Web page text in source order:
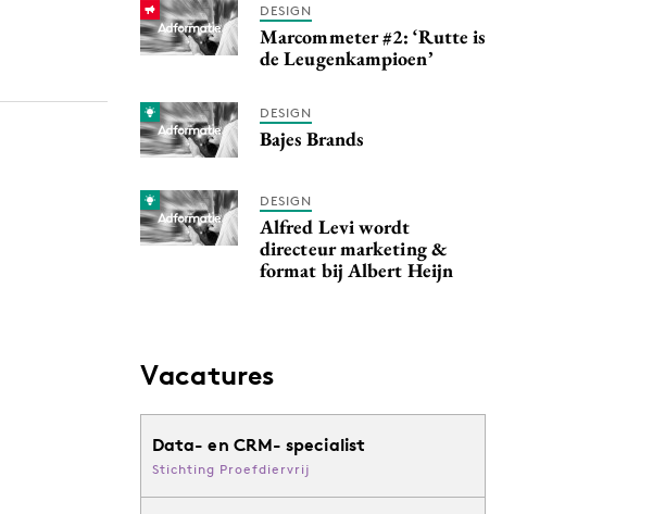
DESIGN
Marcommeter #2: ‘Rutte is
de Leugenkampioen’
DESIGN
Bajes Brands
DESIGN
Alfred Levi wordt
directeur marketing &
format bij Albert Heijn
Vacatures
Data- en CRM- specialist
Stichting Proefdiervrij